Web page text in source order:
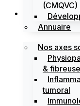
(CMQVC)
Annuaire
Recherche
Nos axes
&
tumoral